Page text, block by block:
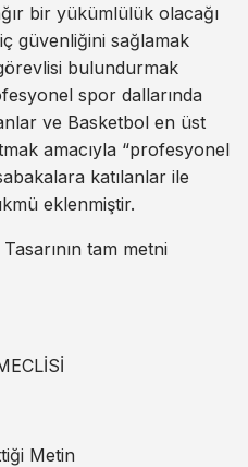
bir yükümlülük olacağı
güvenliğini sağlamak
bulundurmak
spor dallarında
ve Basketbol en üst
amacıyla “profesyonel
katılanlar ile
eklenmiştir.
tam metni
Metin